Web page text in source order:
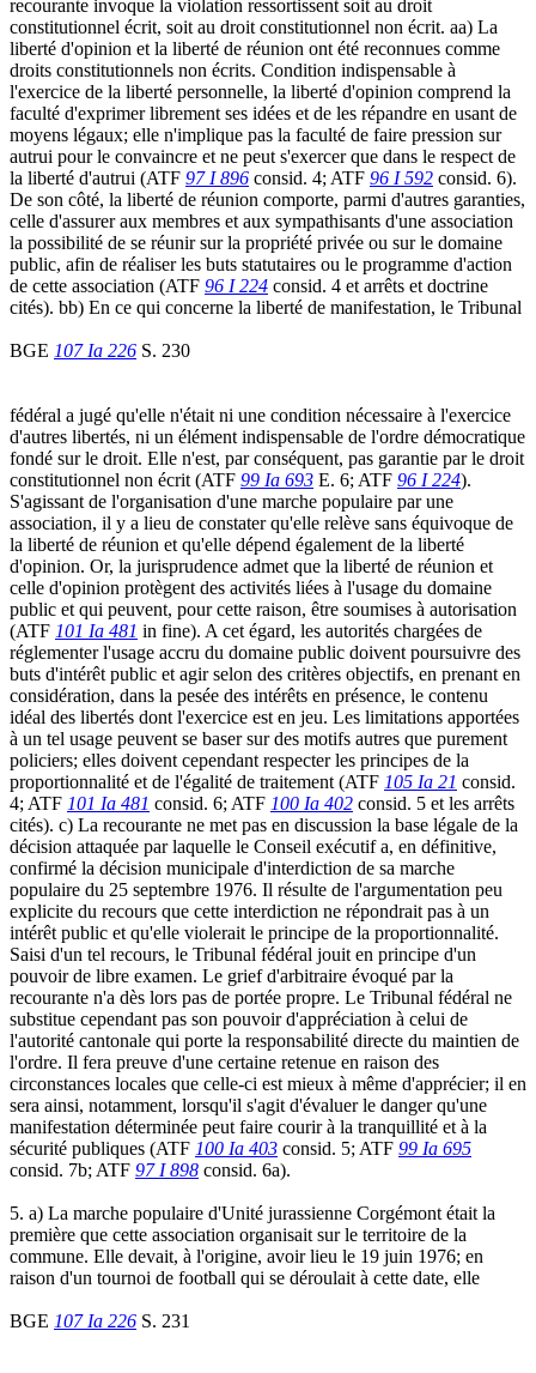
recourante invoque la violation ressortissent soit au droit
constitutionnel écrit, soit au droit constitutionnel non écrit. aa) La
liberté d'opinion et la liberté de réunion ont été reconnues comme
droits constitutionnels non écrits. Condition indispensable à
l'exercice de la liberté personnelle, la liberté d'opinion comprend la
faculté d'exprimer librement ses idées et de les répandre en usant de
moyens légaux; elle n'implique pas la faculté de faire pression sur
autrui pour le convaincre et ne peut s'exercer que dans le respect de
la liberté d'autrui (ATF 97 I 896 consid. 4; ATF 96 I 592 consid. 6).
De son côté, la liberté de réunion comporte, parmi d'autres garanties,
celle d'assurer aux membres et aux sympathisants d'une association
la possibilité de se réunir sur la propriété privée ou sur le domaine
public, afin de réaliser les buts statutaires ou le programme d'action
de cette association (ATF 96 I 224 consid. 4 et arrêts et doctrine
cités). bb) En ce qui concerne la liberté de manifestation, le Tribunal
BGE 107 Ia 226 S. 230
fédéral a jugé qu'elle n'était ni une condition nécessaire à l'exercice
d'autres libertés, ni un élément indispensable de l'ordre démocratique
fondé sur le droit. Elle n'est, par conséquent, pas garantie par le droit
constitutionnel non écrit (ATF 99 Ia 693 E. 6; ATF 96 I 224).
S'agissant de l'organisation d'une marche populaire par une
association, il y a lieu de constater qu'elle relève sans équivoque de
la liberté de réunion et qu'elle dépend également de la liberté
d'opinion. Or, la jurisprudence admet que la liberté de réunion et
celle d'opinion protègent des activités liées à l'usage du domaine
public et qui peuvent, pour cette raison, être soumises à autorisation
(ATF 101 Ia 481 in fine). A cet égard, les autorités chargées de
réglementer l'usage accru du domaine public doivent poursuivre des
buts d'intérêt public et agir selon des critères objectifs, en prenant en
considération, dans la pesée des intérêts en présence, le contenu
idéal des libertés dont l'exercice est en jeu. Les limitations apportées
à un tel usage peuvent se baser sur des motifs autres que purement
policiers; elles doivent cependant respecter les principes de la
proportionnalité et de l'égalité de traitement (ATF 105 Ia 21 consid.
4; ATF 101 Ia 481 consid. 6; ATF 100 Ia 402 consid. 5 et les arrêts
cités). c) La recourante ne met pas en discussion la base légale de la
décision attaquée par laquelle le Conseil exécutif a, en définitive,
confirmé la décision municipale d'interdiction de sa marche
populaire du 25 septembre 1976. Il résulte de l'argumentation peu
explicite du recours que cette interdiction ne répondrait pas à un
intérêt public et qu'elle violerait le principe de la proportionnalité.
Saisi d'un tel recours, le Tribunal fédéral jouit en principe d'un
pouvoir de libre examen. Le grief d'arbitraire évoqué par la
recourante n'a dès lors pas de portée propre. Le Tribunal fédéral ne
substitue cependant pas son pouvoir d'appréciation à celui de
l'autorité cantonale qui porte la responsabilité directe du maintien de
l'ordre. Il fera preuve d'une certaine retenue en raison des
circonstances locales que celle-ci est mieux à même d'apprécier; il en
sera ainsi, notamment, lorsqu'il s'agit d'évaluer le danger qu'une
manifestation déterminée peut faire courir à la tranquillité et à la
sécurité publiques (ATF 100 Ia 403 consid. 5; ATF 99 Ia 695
consid. 7b; ATF 97 I 898 consid. 6a).
5. a) La marche populaire d'Unité jurassienne Corgémont était la
première que cette association organisait sur le territoire de la
commune. Elle devait, à l'origine, avoir lieu le 19 juin 1976; en
raison d'un tournoi de football qui se déroulait à cette date, elle
BGE 107 Ia 226 S. 231